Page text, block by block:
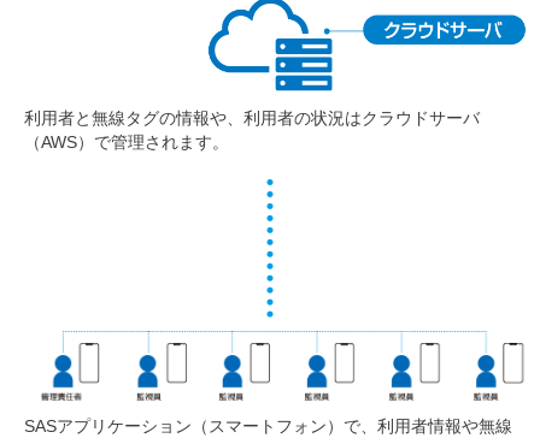
利用者と無線タグの情報や、利用者の状況はクラウドサーバ
（AWS）で管理されます。
SASアプリケーション（スマートフォン）で、利用者情報や無線